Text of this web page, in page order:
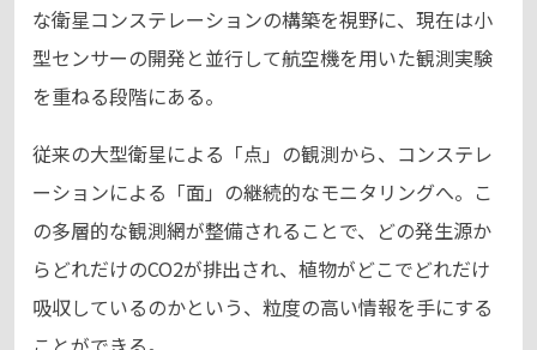
な衛星コンステレーションの構築を視野に、現在は小
型センサーの開発と並行して航空機を用いた観測実験
を重ねる段階にある。
従来の大型衛星による「点」の観測から、コンステレ
ーションによる「面」の継続的なモニタリングへ。こ
の多層的な観測網が整備されることで、どの発生源か
らどれだけのCO2が排出され、植物がどこでどれだけ
吸収しているのかという、粒度の高い情報を手にする